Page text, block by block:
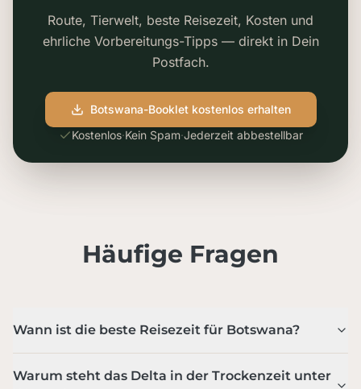
Route, Tierwelt, beste Reisezeit, Kosten und
ehrliche Vorbereitungs-Tipps — direkt in Dein
Postfach.
Botswana-Booklet kostenlos erhalten
Kostenlos·Kein Spam·Jederzeit abbestellbar
Häufige Fragen
Die beste Zeit ist die Trockenzeit von Mai bis Oktober:
Warum steht das Delta in der Trockenzeit unter
Weil der Regen, der das Delta speist, im weit
Wann ist die beste Reisezeit für Botswana?
Warum steht das Delta in der Trockenzeit unter